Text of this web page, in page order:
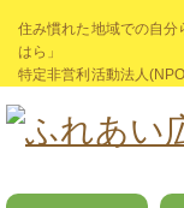
住み慣れた地域での自
はら」
特定非営利活動法人